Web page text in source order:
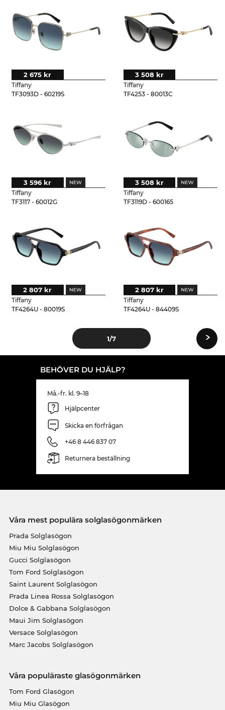
Tiffany
TF3093D - 60219S
2 675 kr
Tiffany
TF4253 - 80013C
3 508 kr
Tiffany
TF3117 - 60012G
3 596 kr
Tiffany
TF3119D - 600165
3 508 kr
Tiffany
TF4264U - 80019S
2 807 kr
Tiffany
TF4264U - 84409S
2 807 kr
1/7 ›
BEHÖVER DU HJÄLP?
Må.-fr. kl. 9–18
Hjälpcenter
Skicka en förfrågan
+46 8 446 837 07
Returnera beställning
Våra mest populära solglasögonmärken
Prada Solglasögon
Miu Miu Solglasögon
Gucci Solglasögon
Tom Ford Solglasögon
Saint Laurent Solglasögon
Prada Linea Rossa Solglasögon
Dolce & Gabbana Solglasögon
Maui Jim Solglasögon
Versace Solglasögon
Marc Jacobs Solglasögon
Våra populäraste glasögonmärken
Tom Ford Glasögon
Miu Miu Glasögon